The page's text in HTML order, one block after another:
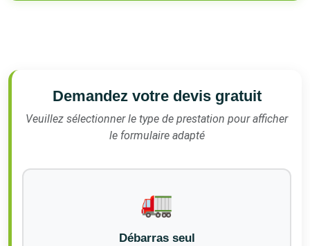
Demandez votre devis gratuit
Veuillez sélectionner le type de prestation pour afficher
le formulaire adapté
🚛
Débarras seul